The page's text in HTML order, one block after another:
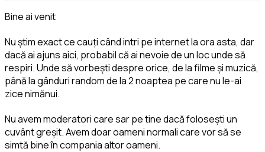
Bine ai venit
Nu știm exact ce cauți când intri pe internet la ora asta, dar
dacă ai ajuns aici, probabil că ai nevoie de un loc unde să
respiri. Unde să vorbești despre orice, de la filme și muzică,
până la gânduri random de la 2 noaptea pe care nu le-ai
zice nimănui.
Nu avem moderatori care sar pe tine dacă folosești un
cuvânt greșit. Avem doar oameni normali care vor să se
simtă bine în compania altor oameni.